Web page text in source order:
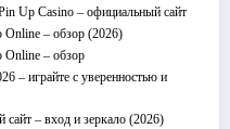
Up Casino – официальный сайт
Online – обзор (2026)
Online – обзор
– играйте с уверенностью и
– вход и зеркало (2026)